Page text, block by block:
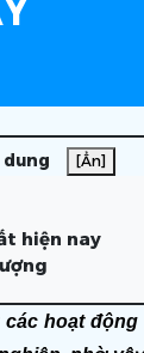
dung [Ẩn]
hiện nay
hoạt